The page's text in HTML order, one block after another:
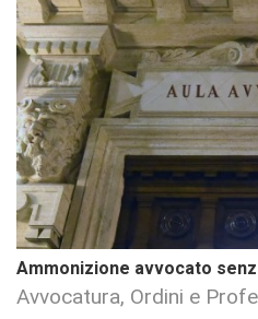
Ammonizione avvocato
Avvocatura, Ordini e